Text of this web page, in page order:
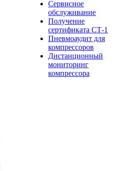
Сервисное
обслуживание
Получение
сертификата СТ-1
Пневмоаудит для
компрессоров
Дистанционный
мониторинг
компрессора